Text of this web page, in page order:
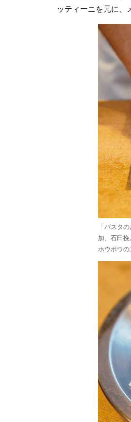
ッティーニを元に、
「パスタ
加、石臼
ホウボウの